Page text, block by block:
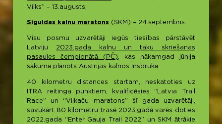
Vilks” – 13.augusts;
Siguldas kalnu maratons (SKM) – 24.septembris.
Visu posmu uzvarētāji iegūs tiesības pārstāvēt
Latviju 2023.gada kalnu un taku skriešanas
pasaules čempionātā (PČ) , kas nākamgad jūnija
sākumā plānots Austrijas kalnos Insbrukā.
40 kilometru distances startam, neskatoties uz
ITRA reitinga punktiem, kvalificēsies “Latvia Trail
Race” un “Vilkaču maratons” šī gada uzvarētāji,
savukārt 80 kilometru trasē 2023.gadā varēs doties
2022.gada “Enter Gauja Trail 2022” un SKM ātrākie